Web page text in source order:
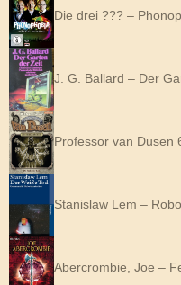
Die drei ??? –
J. G. Ballard – Der
Professor van Dusen
Stanislaw Lem –
Abercrombie, Joe –